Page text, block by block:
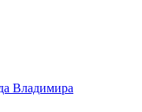
Владимира